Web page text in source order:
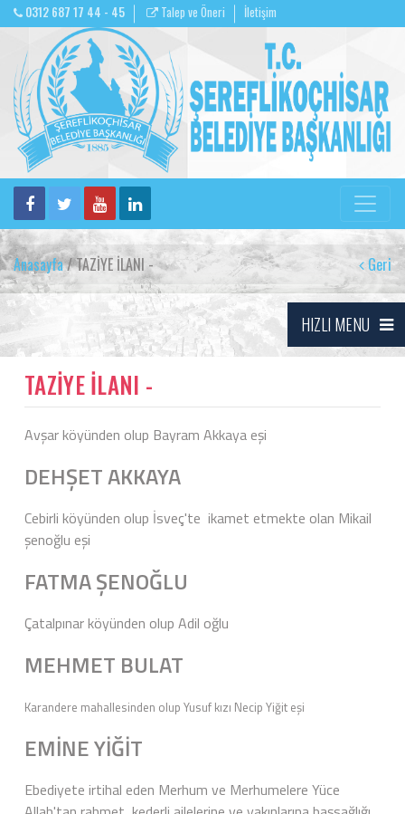
0312 687 17 44 - 45 Talep ve Öneri İletişim
Anasayfa/ TAZİYE İLANI - Geri
HIZLI MENU
TAZİYE İLANI -
Avşar köyünden olup Bayram Akkaya eşi
DEHŞET AKKAYA
Cebirli köyünden olup İsveç'te ikamet etmekte olan Mikail
şenoğlu eşi
FATMA ŞENOĞLU
Çatalpınar köyünden olup Adil oğlu
MEHMET BULAT
Karandere mahallesinden olup Yusuf kızı Necip Yiğit eşi
EMİNE YİĞİT
Ebediyete irtihal eden Merhum ve Merhumelere Yüce